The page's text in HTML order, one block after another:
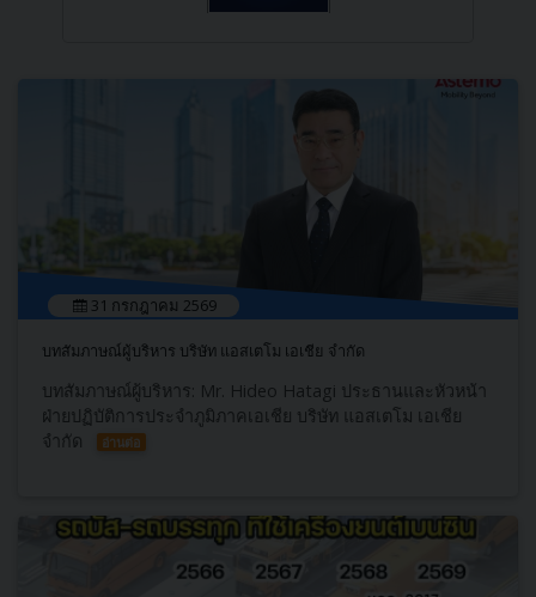
31 กรกฎาคม 2569
บทสัมภาษณ์ผู้บริหาร บริษัท แอสเตโม เอเชีย จำกัด
บทสัมภาษณ์ผู้บริหาร: Mr. Hideo Hatagi ประธานและหัวหน้า
ฝ่ายปฏิบัติการประจำภูมิภาคเอเชีย บริษัท แอสเตโม เอเชีย
จำกัด
อ่านต่อ